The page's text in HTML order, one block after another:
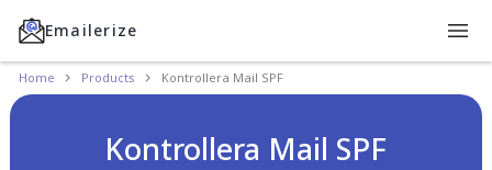
Emailerize
Home Products Kontrollera Mail SPF
Kontrollera Mail SPF